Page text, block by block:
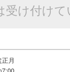
け付けて
月